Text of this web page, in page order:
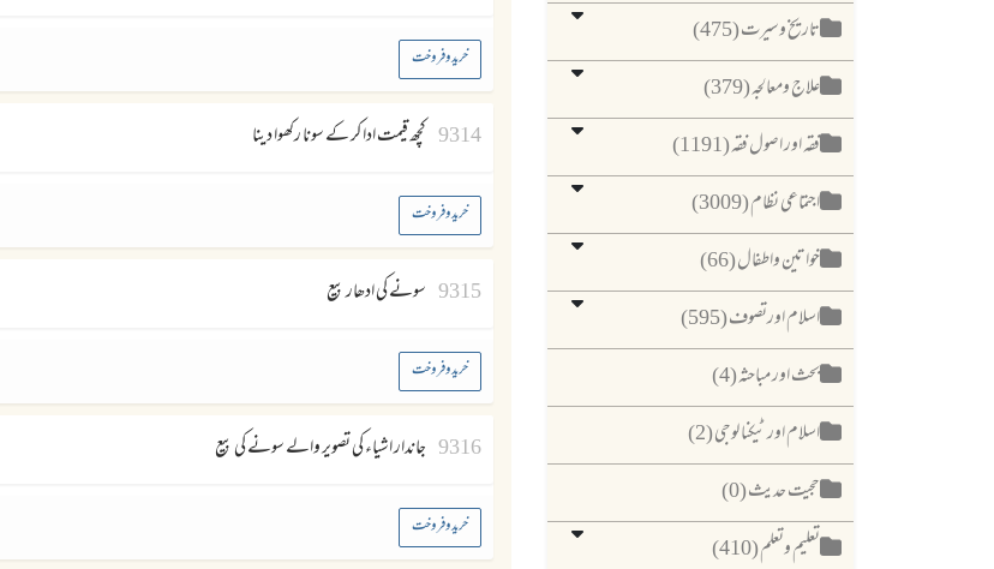
تاریخ وسیرت (475)
علاج ومعالجہ (379)
فقہ اور اصول فقہ (1191)
اجتماعی نظام (3009)
خواتین واطفال (66)
اسلام اورتصوف (595)
بحث اور مباحثہ (4)
اسلام اور ٹیکنا لوجی (2)
حجیت حدیث (0)
تعلیم وتعلم (410)
خرید وفروخت
9314 کچھ قیمت ادا کر کے سونا رکھوا دینا
خرید وفروخت
9315 سونے کی ادھار بیع
خرید وفروخت
9316 جاندار اشیاء کی تصویر والے سونے کی بیع
خرید وفروخت